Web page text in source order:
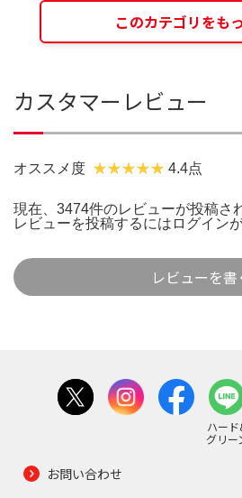
このカテゴリをも
カスタマーレビュー
オススメ度 4.4点
現在、3474件のレビューが投稿さ
レビューを投稿するには ログイン
レビューを書
ハー
グリー
お問い合わせ